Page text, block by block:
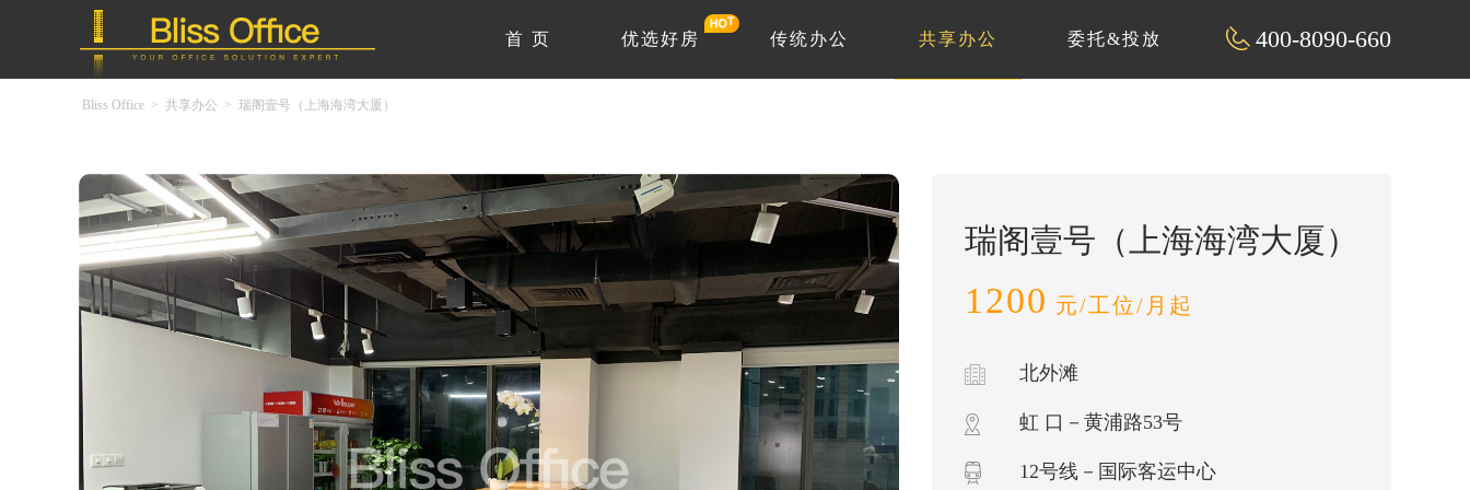
400-8090-660
首 页 优选好房 传统办公 共享办公 委托&投放
Bliss Office > 共享办公 > 瑞阁壹号（上海海湾大厦）
瑞阁壹号（上海海湾大厦）
1200 元/工位/月起
北外滩
虹 口－黄浦路53号
12号线－国际客运中心